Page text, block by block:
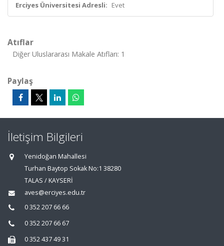
Erciyes Üniversitesi Adresli: Evet
Atıflar
Diğer Uluslararası Makale Atıfları: 1
Paylaş
İletişim Bilgileri
Yenidoğan Mahallesi
Turhan Baytop Sokak No:1 38280
TALAS / KAYSERİ
aves@erciyes.edu.tr
0 352 207 66 66
0 352 207 66 67
0 352 437 49 31